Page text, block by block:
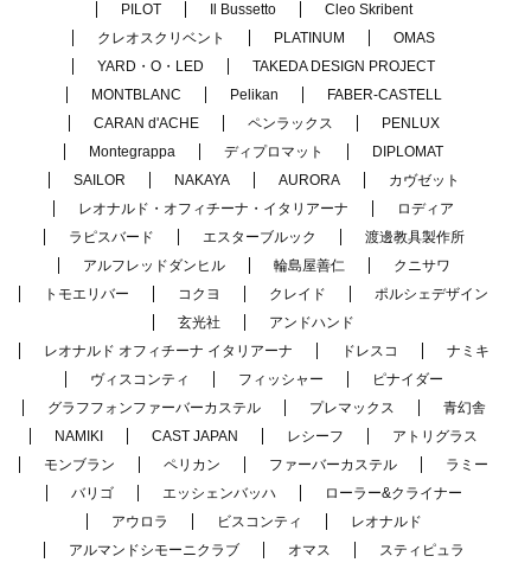
PILOT
Il Bussetto
Cleo Skribent
クレオスクリベント
PLATINUM
OMAS
YARD・O・LED
TAKEDA DESIGN PROJECT
MONTBLANC
Pelikan
FABER-CASTELL
CARAN d'ACHE
ペンラックス
PENLUX
Montegrappa
ディプロマット
DIPLOMAT
SAILOR
NAKAYA AURORA
カヴゼット
レオナルド・オフィチーナ・イタリアーナ
ロディア
ラピスバード
エスターブルック
渡邊教具製作所
アルフレッドダンヒル
輪島屋善仁
クニサワ
トモエリバー
コクヨ クレイド
ポルシェデザイン
玄光社
アンドハンド
レオナルド オフィチーナ イタリアーナ
ドレスコ
ナミキ
ヴィスコンティ
フィッシャー
ピナイダー
グラフフォンファーバーカステル
プレマックス
青幻舎
NAMIKI
CAST JAPAN レシーフ
アトリグラス
モンブラン
ペリカン ファーバーカステル
ラミー
バリゴ
エッシェンバッハ
ローラー&クライナー
アウロラ
ビスコンティ
レオナルド
アルマンドシモーニクラブ
オマス
スティピュラ